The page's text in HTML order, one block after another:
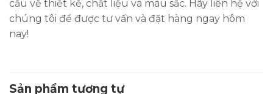
cầu về thiết kế, chất liệu và màu sắc. Hãy liên hệ với
chúng tôi để được tư vấn và đặt hàng ngay hôm
nay!
Sản phẩm tương tự